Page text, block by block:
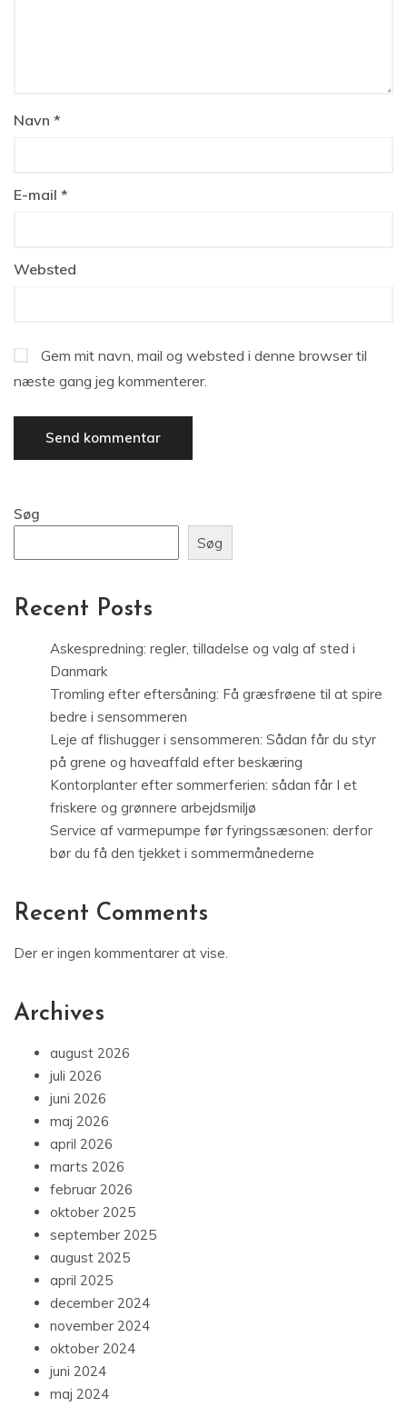
Navn *
E-mail *
Websted
Gem mit navn, mail og websted i denne browser til
næste gang jeg kommenterer.
Søg
Søg
Recent Posts
Askespredning: regler, tilladelse og valg af sted i
Danmark
Tromling efter eftersåning: Få græsfrøene til at spire
bedre i sensommeren
Leje af flishugger i sensommeren: Sådan får du styr
på grene og haveaffald efter beskæring
Kontorplanter efter sommerferien: sådan får I et
friskere og grønnere arbejdsmiljø
Service af varmepumpe før fyringssæsonen: derfor
bør du få den tjekket i sommermånederne
Recent Comments
Der er ingen kommentarer at vise.
Archives
august 2026
juli 2026
juni 2026
maj 2026
april 2026
marts 2026
februar 2026
oktober 2025
september 2025
august 2025
april 2025
december 2024
november 2024
oktober 2024
juni 2024
maj 2024